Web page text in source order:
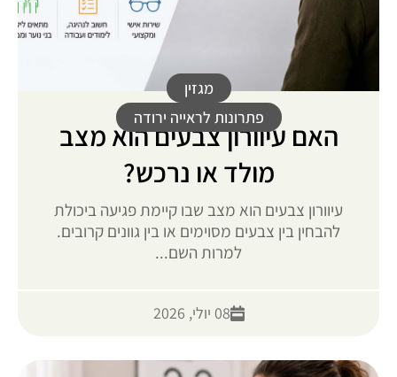
מגזין
פתרונות לראייה ירודה
האם עיוורון צבעים הוא מצב
מולד או נרכש?
עיוורון צבעים הוא מצב שבו קיימת פגיעה ביכולת
להבחין בין צבעים מסוימים או בין גוונים קרובים.
למרות השם...
08 יולי, 2026